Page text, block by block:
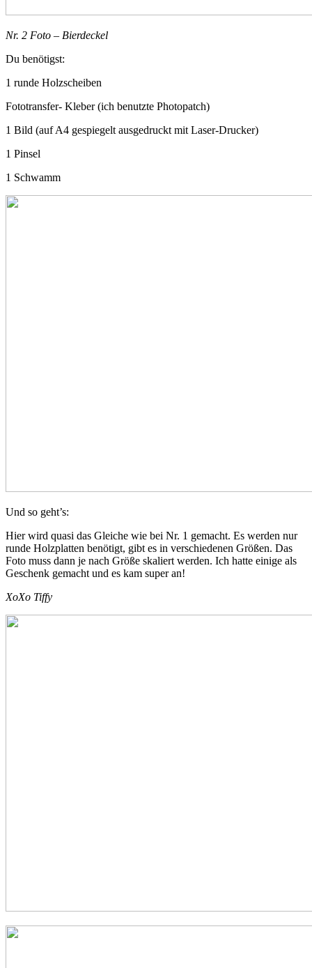
Nr. 2 Foto – Bierdeckel
Du benötigst:
1 runde Holzscheiben
Fototransfer- Kleber (ich benutzte Photopatch)
1 Bild (auf A4 gespiegelt ausgedruckt mit Laser-Drucker)
1 Pinsel
1 Schwamm
Und so geht’s:
Hier wird quasi das Gleiche wie bei Nr. 1 gemacht. Es werden nur
runde Holzplatten benötigt, gibt es in verschiedenen Größen. Das
Foto muss dann je nach Größe skaliert werden. Ich hatte einige als
Geschenk gemacht und es kam super an!
XoXo Tiffy